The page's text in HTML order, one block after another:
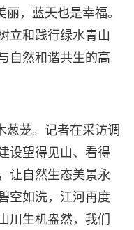
，蓝天也是幸福。
立和践行绿水青山
自然和谐共生的高
葱茏。记者在采访调
设望得见山、看得
让自然生态美景永
空如洗，江河再度
生机盎然，我们